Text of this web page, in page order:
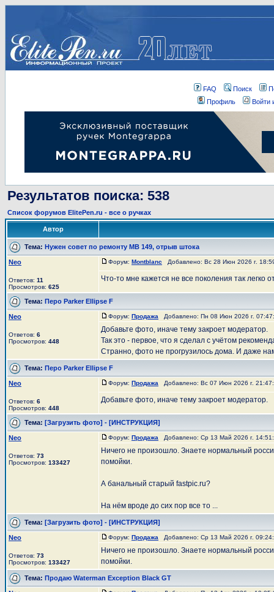
FAQ Поиск
Профиль
Войти
Результатов поиска: 538
Список форумов ElitePen.ru - все о ручках
Автор
Тема: Нужен совет по ремонту МВ 149, отрыв штока
Neo
Ответов: 11
Просмотров: 625
Форум: Montblanc Добавлено: Вс 28 Июн 2026 г.
Что-то мне кажется не все поколения так легко
Тема: Перо Parker Ellipse F
Neo
Ответов: 6
Просмотров: 448
Форум: Продажа Добавлено: Пн 08 Июн 2026 г.
Добавьте фото, иначе тему закроет модератор.
Так это - первое, что я сделал с учётом
Странно, фото не прогрузилось дома. И даже
Тема: Перо Parker Ellipse F
Neo
Ответов: 6
Просмотров: 448
Форум: Продажа Добавлено: Вс 07 Июн 2026 г.
Добавьте фото, иначе тему закроет модератор.
Тема: [Загрузить фото] - [ИНСТРУКЦИЯ]
Neo
Ответов: 73
Просмотров: 133427
Форум: Продажа Добавлено: Ср 13 Май 2026 г.
Ничего не произошло. Знаете нормальный
помойки.
А банальный старый fastpic.ru?
На нём вроде до сих пор все то ...
Тема: [Загрузить фото] - [ИНСТРУКЦИЯ]
Neo
Ответов: 73
Просмотров: 133427
Форум: Продажа Добавлено: Ср 13 Май 2026 г.
Ничего не произошло. Знаете нормальный
помойки.
Тема: Продаю Waterman Exception Black GT